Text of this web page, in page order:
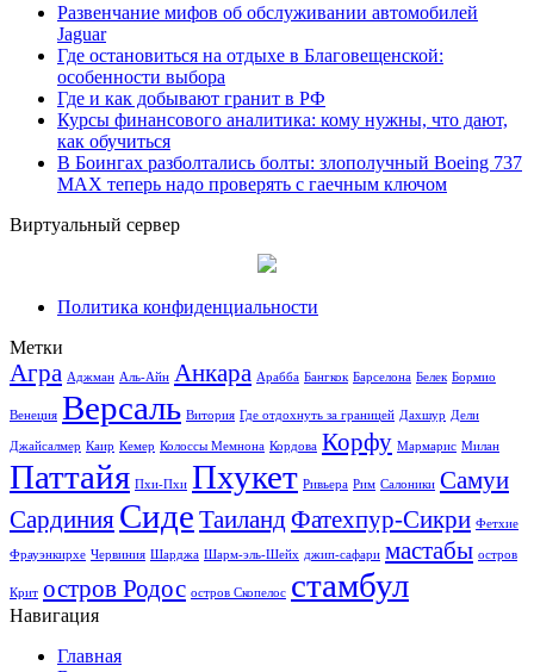
Развенчание мифов об обслуживании автомобилей
Jaguar
Где остановиться на отдыхе в Благовещенской:
особенности выбора
Где и как добывают гранит в РФ
Курсы финансового аналитика: кому нужны, что дают,
как обучиться
В Боингах разболтались болты: злополучный Boeing 737
MAX теперь надо проверять с гаечным ключом
Виртуальный сервер
Политика конфиденциальности
Метки
Агра Аджман Аль-Айн Анкара Арабба Бангкок Барселона Белек Бормио
Венеция Версаль Витория Где отдохнуть за границей Дахшур Дели
Джайсалмер Каир Кемер Колоссы Мемнона Кордова Корфу Мармарис Милан
Паттайя Пхи-Пхи Пхукет Ривьера Рим Салоники Самуи
Сардиния Сиде ТаиландФатехпур-Сикри Фетхие
Фрауэнкирхе Червиния Шарджа Шарм-эль-Шейх джип-сафари мастабы остров
Крит остров Родос остров Скопелос стамбул
Навигация
Главная